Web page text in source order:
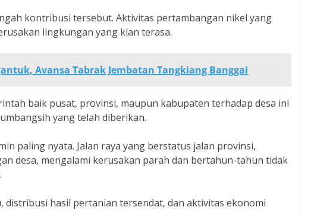
kontribusi tersebut. Aktivitas pertambangan nikel yang
lingkungan yang kian terasa.
Avansa Tabrak Jembatan Tangkiang Banggai
baik pusat, provinsi, maupun kabupaten terhadap desa ini
yang telah diberikan.
paling nyata. Jalan raya yang berstatus jalan provinsi,
desa, mengalami kerusakan parah dan bertahun-tahun tidak
distribusi hasil pertanian tersendat, dan aktivitas ekonomi